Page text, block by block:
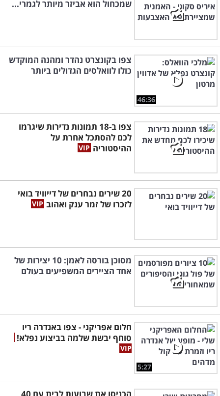
שמכחול הוא אביזר מיותר לגמרי...
46:36
צפו בקונצרט נהדר ומהנה המוקדש
כולו לוואלסים הגדולים ביותר
צפו ב-18 תמונות נדירות שיגרמו
לכם להסתכל אחרת על
ההיסטוריה
20 שירים נבחרים של דייוויד בואי
לזכרו של זמר ענק ואהוב
מסוכן בורסה לאמן: 10 יצירות של
אחד הציירים המשפיעים בעולם
5:27
חלום אפריקני - צפו באנדרה ריו
סוחף יבשת שלמה בביצוע נפלא!